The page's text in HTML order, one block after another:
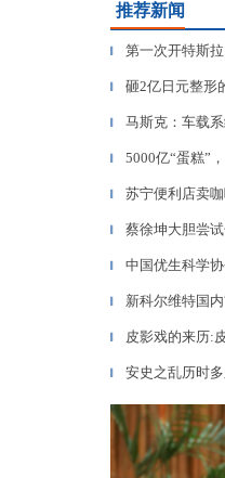
推荐新闻
▎ 第一次开特斯
▎ 砸2亿日元整形
▎ 马斯克：车载
▎ 5000亿“蛋糕”
▎ 苏宁便利店卖
▎ 蔡徐坤大胆尝
▎ 中国优生科学
▎ 新科尔维特国
▎ 皮影戏的来历:
▎ 安史之乱历时